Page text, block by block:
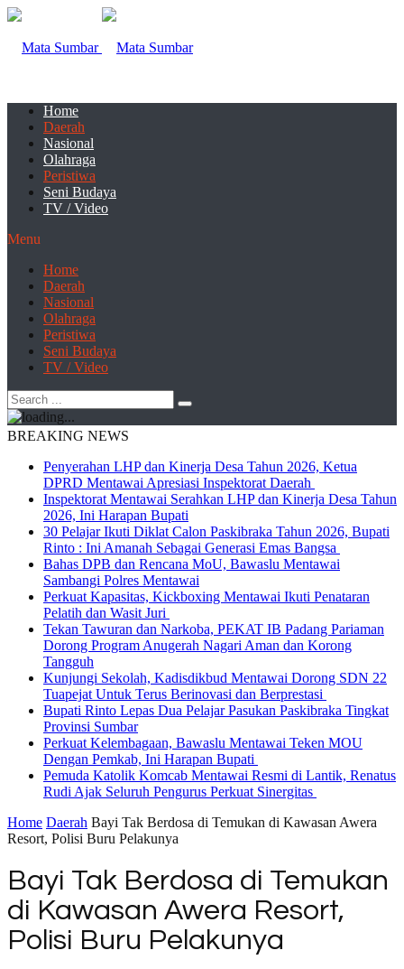
Home
Daerah
Nasional
Olahraga
Peristiwa
Seni Budaya
TV / Video
Menu
Home
Daerah
Nasional
Olahraga
Peristiwa
Seni Budaya
TV / Video
BREAKING NEWS
Penyerahan LHP dan Kinerja Desa Tahun 2026, Ketua
DPRD Mentawai Apresiasi Inspektorat Daerah
Inspektorat Mentawai Serahkan LHP dan Kinerja Desa Tahun
2026, Ini Harapan Bupati
30 Pelajar Ikuti Diklat Calon Paskibraka Tahun 2026, Bupati
Rinto : Ini Amanah Sebagai Generasi Emas Bangsa
Bahas DPB dan Rencana MoU, Bawaslu Mentawai
Sambangi Polres Mentawai
Perkuat Kapasitas, Kickboxing Mentawai Ikuti Penataran
Pelatih dan Wasit Juri
Tekan Tawuran dan Narkoba, PEKAT IB Padang Pariaman
Dorong Program Anugerah Nagari Aman dan Korong
Tangguh
Kunjungi Sekolah, Kadisdikbud Mentawai Dorong SDN 22
Tuapejat Untuk Terus Berinovasi dan Berprestasi
Bupati Rinto Lepas Dua Pelajar Pasukan Paskibraka Tingkat
Provinsi Sumbar
Perkuat Kelembagaan, Bawaslu Mentawai Teken MOU
Dengan Pemkab, Ini Harapan Bupati
Pemuda Katolik Komcab Mentawai Resmi di Lantik, Renatus
Rudi Ajak Seluruh Pengurus Perkuat Sinergitas
Home Daerah Bayi Tak Berdosa di Temukan di Kawasan Awera
Resort, Polisi Buru Pelakunya
Bayi Tak Berdosa di Temukan
di Kawasan Awera Resort,
Polisi Buru Pelakunya